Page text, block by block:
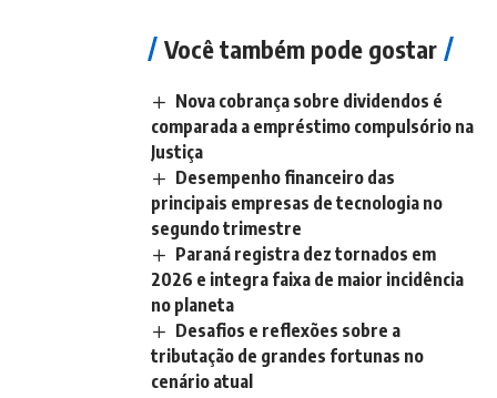
Você também pode gostar
Nova cobrança sobre dividendos é
comparada a empréstimo compulsório na
Justiça
Desempenho financeiro das
principais empresas de tecnologia no
segundo trimestre
Paraná registra dez tornados em
2026 e integra faixa de maior incidência
no planeta
Desafios e reflexões sobre a
tributação de grandes fortunas no
cenário atual